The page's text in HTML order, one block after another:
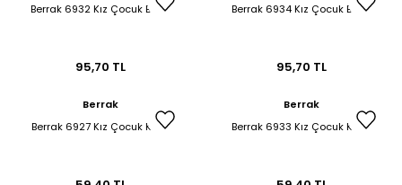
Berrak 6932 Kız Çocuk Boxer
95,70 TL
Berrak 6934 Kız Çocuk Boxer
95,70 TL
Berrak
Berrak 6927 Kız Çocuk Külot
Berrak
Berrak 6933 Kız Çocuk Külot